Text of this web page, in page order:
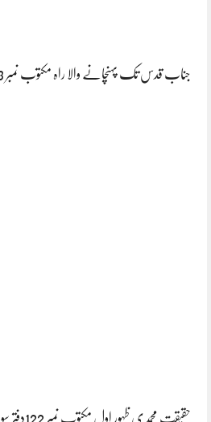
جناب قدس تک پہنچانے والا راہ مکتوب نمبر 123دفترسوم
حقیقت محمدی ظہور اول مکتوب نمبر 122دفتر سوم